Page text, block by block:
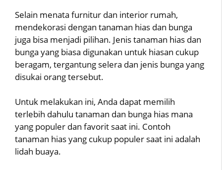
Selain menata furnitur dan interior rumah,
mendekorasi dengan tanaman hias dan bunga
juga bisa menjadi pilihan. Jenis tanaman hias dan
bunga yang biasa digunakan untuk hiasan cukup
beragam, tergantung selera dan jenis bunga yang
disukai orang tersebut.
Untuk melakukan ini, Anda dapat memilih
terlebih dahulu tanaman dan bunga hias mana
yang populer dan favorit saat ini. Contoh
tanaman hias yang cukup populer saat ini adalah
lidah buaya.